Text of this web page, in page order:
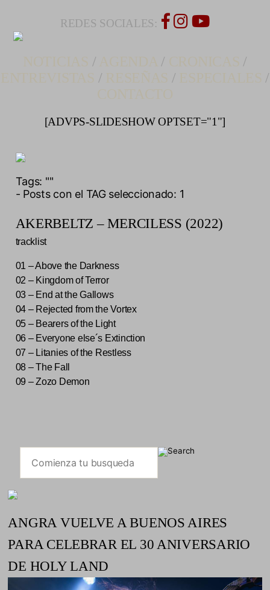
REDES SOCIALES:
/ /
/
/ /
/
[ADVPS-SLIDESHOW OPTSET="1"]
Tags: ""
- Posts con el TAG seleccionado: 1
AKERBELTZ – MERCILESS (2022)
tracklist
01 – Above the Darkness
02 – Kingdom of Terror
03 – End at the Gallows
04 – Rejected from the Vortex
05 – Bearers of the Light
06 – Everyone else´s Extinction
07 – Litanies of the Restless
08 – The Fall
09 – Zozo Demon
ANGRA VUELVE A BUENOS AIRES
PARA CELEBRAR EL 30 ANIVERSARIO
DE HOLY LAND